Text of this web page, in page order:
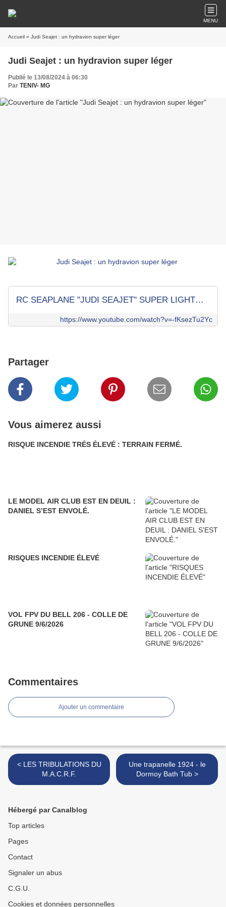
MENU
Accueil » Judi Seajet : un hydravion super léger
Judi Seajet : un hydravion super léger
Publié le 13/08/2024 à 06:30
Par TENIV- MG
RC SEAPLANE "JUDI SEAJET" SUPER LIGHTWEIGHT FOAM MODEL FLIGHT DEMONSTRATION
https://www.youtube.com/watch?v=-fKsezTu2Yc
Partager
Vous aimerez aussi
RISQUE INCENDIE TRÉS ÉLEVÉ : TERRAIN FERMÉ.
LE MODEL AIR CLUB EST EN DEUIL :
DANIEL S’EST ENVOLÉ.
RISQUES INCENDIE ÉLEVÉ
VOL FPV DU BELL 206 - COLLE DE
GRUNE 9/6/2026
Commentaires
Ajouter un commentaire
< LES TRIBULATIONS DU
M.A.C.R.F.
Une trapanelle 1924 - le
Dormoy Bath Tub >
Hébergé par Canalblog
Top articles
Pages
Contact
Signaler un abus
C.G.U.
Cookies et données personnelles